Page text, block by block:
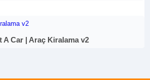
A Car | Araç Kiralama v2